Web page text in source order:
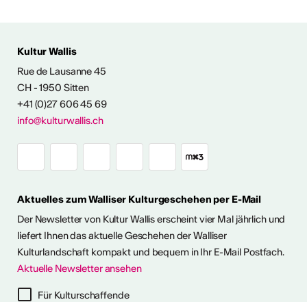
Ausstellungen
Himmel im Wallis
Kunst im Freien so richtig
eine kleine aber feine
im Wallis
Kultur Wallis
Rue de Lausanne 45
CH - 1950 Sitten
+41 (0)27 606 45 69
info@kulturwallis.ch
Aktuelles zum Walliser Kulturgeschehen per E-Mail
Der Newsletter von Kultur Wallis erscheint vier Mal jährlich und
liefert Ihnen das aktuelle Geschehen der Walliser
Kulturlandschaft kompakt und bequem in Ihr E-Mail Postfach.
Aktuelle Newsletter ansehen
Für Kulturschaffende